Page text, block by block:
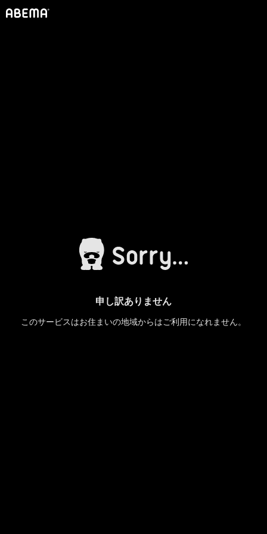
申し訳ありません
このサービスはお住まいの地域からはご利用になれません。